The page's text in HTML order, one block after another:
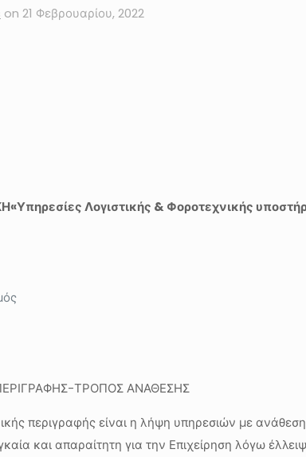
on 21 Φεβρουαρίου, 2022
Λογιστικής & Φοροτεχνικής
ΤΡΟΠΟΣ ΑΝΑΘΕΣΗΣ
περιγραφής είναι η λήψη υπηρεσιών με
και απαραίτητη για την Επιχείρηση λόγω